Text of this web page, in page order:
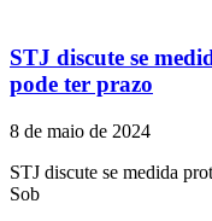
STJ discute se
pode ter prazo
8 de maio de 2024
STJ discute se medida
Sob